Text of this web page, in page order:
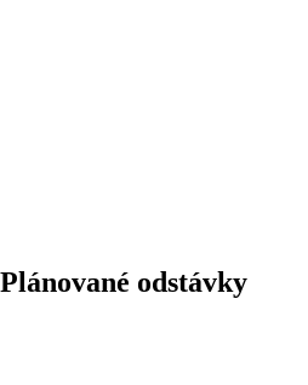
odstávky